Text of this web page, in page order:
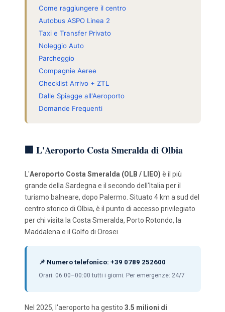
Come raggiungere il centro
Autobus ASPO Linea 2
Taxi e Transfer Privato
Noleggio Auto
Parcheggio
Compagnie Aeree
Checklist Arrivo + ZTL
Dalle Spiagge all'Aeroporto
Domande Frequenti
🏢 L'Aeroporto Costa Smeralda di Olbia
L'Aeroporto Costa Smeralda (OLB / LIEO) è il più
grande della Sardegna e il secondo dell'Italia per il
turismo balneare, dopo Palermo. Situato 4 km a sud del
centro storico di Olbia, è il punto di accesso privilegiato
per chi visita la Costa Smeralda, Porto Rotondo, la
Maddalena e il Golfo di Orosei.
📌 Numero telefonico: +39 0789 252600
Orari: 06:00–00:00 tutti i giorni. Per emergenze: 24/7
Nel 2025, l'aeroporto ha gestito 3.5 milioni di